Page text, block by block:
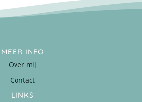
MEER INFO
Over mij
Contact
LINKS